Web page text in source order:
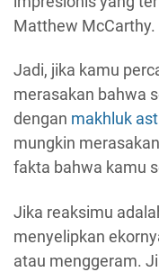
Matthew McCarthy.
Jadi, jika kamu
merasakan bahwa
dengan makhluk
mungkin
fakta bahwa kamu
Jika reaksimu
menyelipkan
atau menggeram.